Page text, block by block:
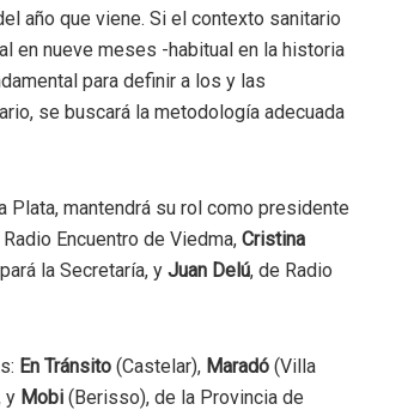
año que viene. Si el contexto sanitario
en nueve meses -habitual en la historia
para definir a los y las
se buscará la metodología adecuada
Plata, mantendrá su rol como presidente
Encuentro de Viedma, Cristina
la Secretaría, y Juan Delú, de Radio
En Tránsito (Castelar), Maradó (Villa
y Mobi (Berisso), de la Provincia de